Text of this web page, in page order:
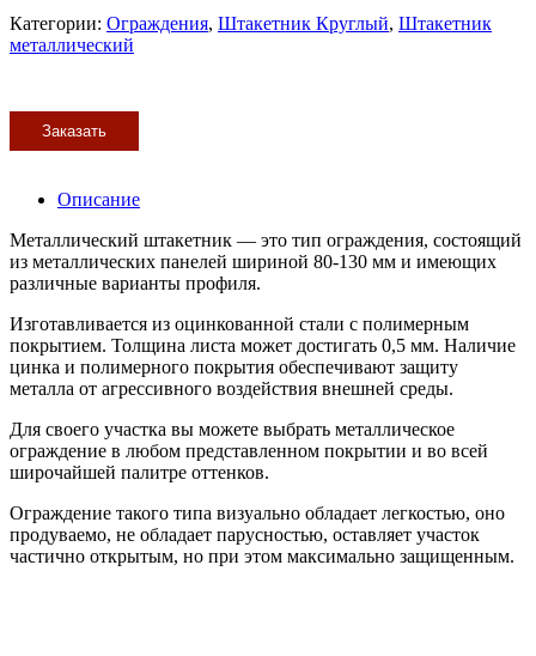
Категории: Ограждения, Штакетник Круглый, Штакетник
металлический
Заказать
Описание
Металлический штакетник — это тип ограждения, состоящий
из металлических панелей шириной 80-130 мм и имеющих
различные варианты профиля.
Изготавливается из оцинкованной стали с полимерным
покрытием. Толщина листа может достигать 0,5 мм. Наличие
цинка и полимерного покрытия обеспечивают защиту
металла от агрессивного воздействия внешней среды.
Для своего участка вы можете выбрать металлическое
ограждение в любом представленном покрытии и во всей
широчайшей палитре оттенков.
Ограждение такого типа визуально обладает легкостью, оно
продуваемо, не обладает парусностью, оставляет участок
частично открытым, но при этом максимально защищенным.